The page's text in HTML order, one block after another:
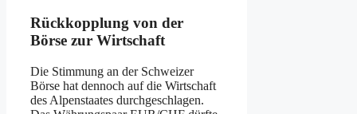
Rückkopplung von der
Börse zur Wirtschaft
Die Stimmung an der Schweizer
Börse hat dennoch auf die Wirtschaft
des Alpenstaates durchgeschlagen.